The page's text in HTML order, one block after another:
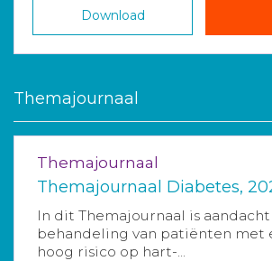
Download
Themajournaal
Themajournaal
Themajournaal Diabetes,
In dit Themajournaal is
behandeling van patiënten met
hoog risico op hart-...